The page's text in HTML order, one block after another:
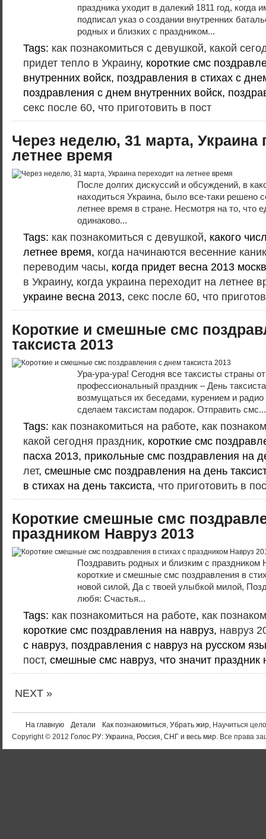
праздника уходит в далекий 1811 год, когда
подписал указ о создании внутренних
родных и близких с праздником...
Tags: как познакомиться с девушкой, какой
придет тепло в Украину, короткие смс
внутренних войск, поздравления в стихах с
поздравления с днем внутренних войск,
секс после 60, что приготовить в пост
Через неделю, 31 марта, Украина
летнее время
После долгих дискуссий и обсуждений, в
находиться Украина, было все-таки решено
летнее время в стране. Несмотря на то, что
одинаково...
Tags: как познакомиться с девушкой, какого
летнее время, когда начинаются весенние
переводим часы, когда придет весна 2013
в Украину, когда украина переходит на летнее
украине весна 2013, секс после 60, что
Короткие и смешные смс
таксиста 2013
Ура-ура-ура! Сегодня все таксисты страны
профессиональный праздник – День
возмущаться их беседами, курением и
сделаем таксистам подарок. Отправить
Tags: как познакомиться на работе, как
какой сегодня праздник, короткие смс
пасха 2013, прикольные смс поздравления на
лет, смешные смс поздравления на день
в стихах на день таксиста, что приготовить в
Короткие смешные смс
праздником Навруз 2013
Поздравить родных и близким с
короткие и смешные смс поздравления в
новой силой, Да с твоей улыбкой милой,
любя: Счастья...
Tags: как познакомиться на работе, как
короткие смс поздравления на навруз, навруз
с навруз, поздравления с навруз на русском
пост, смешные смс навруз, что значит праздник
NEXT »
На главную Детали Как познакомиться, Убрать жир, Научиться
Copyright © 2012 Голос РУ: Украина, Россия, СНГ и весь мир. Все права